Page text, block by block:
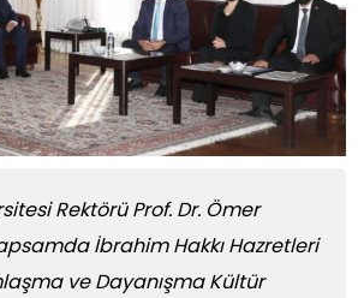
Rektörü Prof. Dr. Ömer
İbrahim Hakkı Hazretleri
ve Dayanışma Kültür